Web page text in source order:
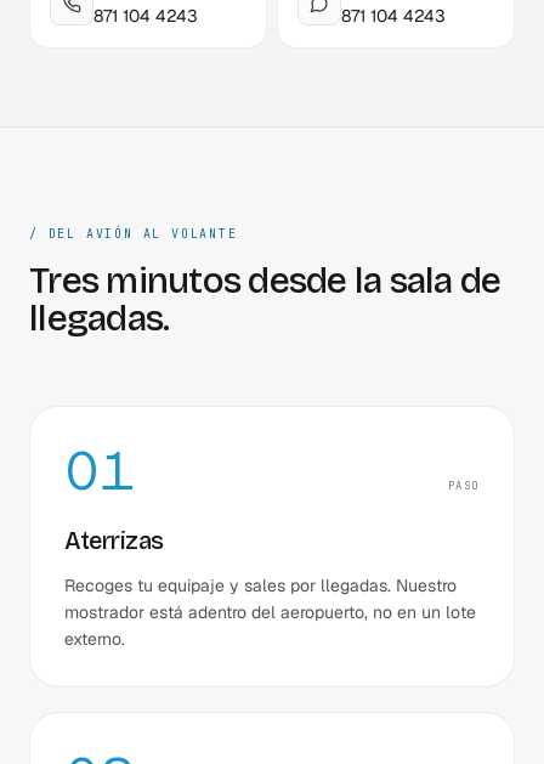
871 104 4243 871 104 4243
/ DEL AVIÓN AL VOLANTE
Tres minutos desde la sala de
llegadas.
01 PASO
Aterrizas
Recoges tu equipaje y sales por llegadas. Nuestro
mostrador está adentro del aeropuerto, no en un lote
externo.